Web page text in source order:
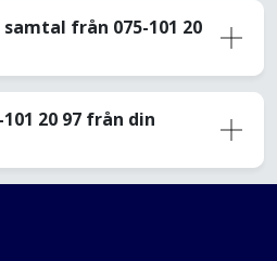
från 075-101 20
20 97 från din